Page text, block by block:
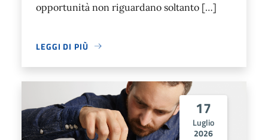
opportunità non riguardano soltanto […]
LEGGI DI PIÙ
17
Luglio
2026